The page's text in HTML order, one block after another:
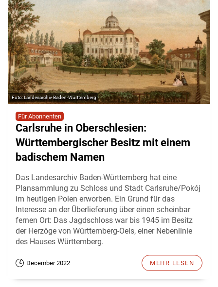
Landesarchiv Baden-Württemberg
Für Abonnenten
Carlsruhe in Oberschlesien:
Württembergischer Besitz mit einem
badischem Namen
Das Landesarchiv Baden-Württemberg hat eine
Plansammlung zu Schloss und Stadt Carlsruhe/Pokój
im heutigen Polen erworben. Ein Grund für das
Interesse an der Überlieferung über einen scheinbar
fernen Ort: Das Jagdschloss war bis 1945 im Besitz
der Herzöge von Württemberg-Oels, einer Nebenlinie
des Hauses Württemberg.
December 2022 MEHR LESEN